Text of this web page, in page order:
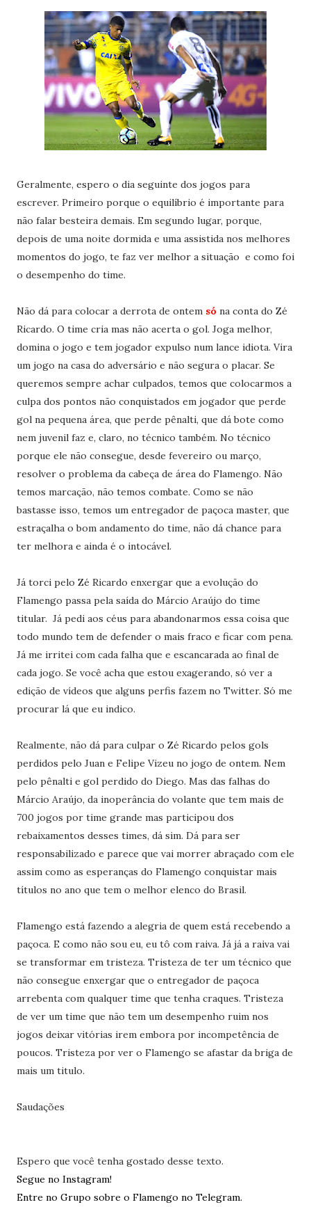
Geralmente, espero o dia seguinte dos jogos para
escrever. Primeiro porque o equilíbrio é importante para
não falar besteira demais. Em segundo lugar, porque,
depois de uma noite dormida e uma assistida nos melhores
momentos do jogo, te faz ver melhor a situação e como foi
o desempenho do time.
Não dá para colocar a derrota de ontem só na conta do Zé
Ricardo. O time cria mas não acerta o gol. Joga melhor,
domina o jogo e tem jogador expulso num lance idiota. Vira
um jogo na casa do adversário e não segura o placar. Se
queremos sempre achar culpados, temos que colocarmos a
culpa dos pontos não conquistados em jogador que perde
gol na pequena área, que perde pênalti, que dá bote como
nem juvenil faz e, claro, no técnico também. No técnico
porque ele não consegue, desde fevereiro ou março,
resolver o problema da cabeça de área do Flamengo. Não
temos marcação, não temos combate. Como se não
bastasse isso, temos um entregador de paçoca master, que
estraçalha o bom andamento do time, não dá chance para
ter melhora e ainda é o intocável.
Já torci pelo Zé Ricardo enxergar que a evolução do
Flamengo passa pela saída do Márcio Araújo do time
titular. Já pedi aos céus para abandonarmos essa coisa que
todo mundo tem de defender o mais fraco e ficar com pena.
Já me irritei com cada falha que e escancarada ao final de
cada jogo. Se você acha que estou exagerando, só ver a
edição de vídeos que alguns perfis fazem no Twitter. Só me
procurar lá que eu indico.
Realmente, não dá para culpar o Zé Ricardo pelos gols
perdidos pelo Juan e Felipe Vizeu no jogo de ontem. Nem
pelo pênalti e gol perdido do Diego. Mas das falhas do
Márcio Araújo, da inoperância do volante que tem mais de
700 jogos por time grande mas participou dos
rebaixamentos desses times, dá sim. Dá para ser
responsabilizado e parece que vai morrer abraçado com ele
assim como as esperanças do Flamengo conquistar mais
títulos no ano que tem o melhor elenco do Brasil.
Flamengo está fazendo a alegria de quem está recebendo a
paçoca. E como não sou eu, eu tô com raiva. Já já a raiva vai
se transformar em tristeza. Tristeza de ter um técnico que
não consegue enxergar que o entregador de paçoca
arrebenta com qualquer time que tenha craques. Tristeza
de ver um time que não tem um desempenho ruim nos
jogos deixar vitórias irem embora por incompetência de
poucos. Tristeza por ver o Flamengo se afastar da briga de
mais um titulo.
Saudações
Espero que você tenha gostado desse texto.
Segue no Instagram!
Entre no Grupo sobre o Flamengo no Telegram.